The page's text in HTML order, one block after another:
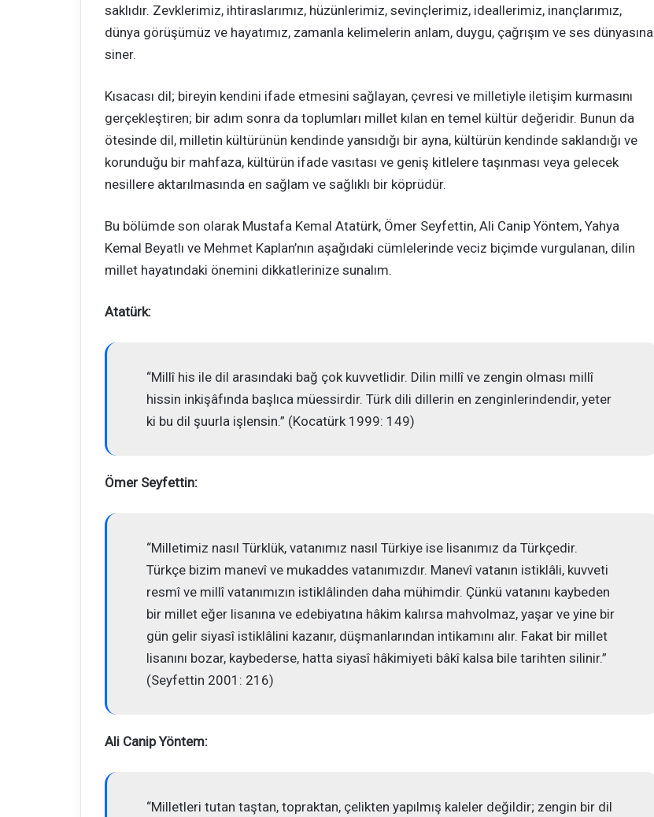
saklıdır. Zevklerimiz, ihtiraslarımız, hüzünlerimiz, sevinçlerimiz, ideallerimiz, inançlarımız,
dünya görüşümüz ve hayatımız, zamanla kelimelerin anlam, duygu, çağrışım ve ses dünyasına
siner.
Kısacası dil; bireyin kendini ifade etmesini sağlayan, çevresi ve milletiyle iletişim kurmasını
gerçekleştiren; bir adım sonra da toplumları millet kılan en temel kültür değeridir. Bunun da
ötesinde dil, milletin kültürünün kendinde yansıdığı bir ayna, kültürün kendinde saklandığı ve
korunduğu bir mahfaza, kültürün ifade vasıtası ve geniş kitlelere taşınması veya gelecek
nesillere aktarılmasında en sağlam ve sağlıklı bir köprüdür.
Bu bölümde son olarak Mustafa Kemal Atatürk, Ömer Seyfettin, Ali Canip Yöntem, Yahya
Kemal Beyatlı ve Mehmet Kaplan’nın aşağıdaki cümlelerinde veciz biçimde vurgulanan, dilin
millet hayatındaki önemini dikkatlerinize sunalım.
Atatürk:
“Millî his ile dil arasındaki bağ çok kuvvetlidir. Dilin millî ve zengin olması millî
hissin inkişâfında başlıca müessirdir. Türk dili dillerin en zenginlerindendir, yeter
ki bu dil şuurla işlensin.” (Kocatürk 1999: 149)
Ömer Seyfettin:
“Milletimiz nasıl Türklük, vatanımız nasıl Türkiye ise lisanımız da Türkçedir.
Türkçe bizim manevî ve mukaddes vatanımızdır. Manevî vatanın istiklâli, kuvveti
resmî ve millî vatanımızın istiklâlinden daha mühimdir. Çünkü vatanını kaybeden
bir millet eğer lisanına ve edebiyatına hâkim kalırsa mahvolmaz, yaşar ve yine bir
gün gelir siyasî istiklâlini kazanır, düşmanlarından intikamını alır. Fakat bir millet
lisanını bozar, kaybederse, hatta siyasî hâkimiyeti bâkî kalsa bile tarihten silinir.”
(Seyfettin 2001: 216)
Ali Canip Yöntem:
“Milletleri tutan taştan, topraktan, çelikten yapılmış kaleler değildir; zengin bir dil